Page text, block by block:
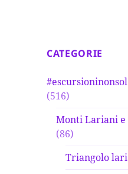
CATEGORIE
(516)
Monti Lariani
(86)
Triangolo